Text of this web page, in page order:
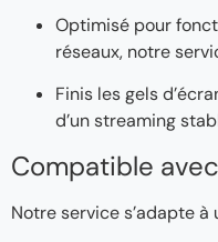
Optimisé pour
réseaux, notre
Finis les gels
d’un streaming
Compatible
Notre service s’adapte à